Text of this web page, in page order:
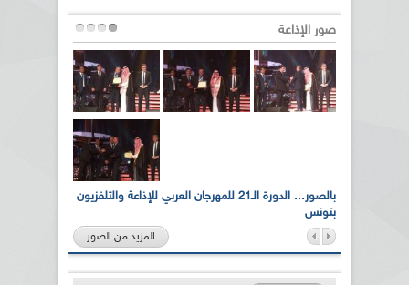
صور الإذاعة
بالصور... الدورة الـ21 للمهرجان العربي للإذاعة والتلفزيون
بتونس
المزيد من الصور